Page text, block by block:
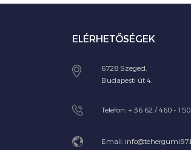
ELÉRHETŐSÉGEK
6728 Szeged,
Budapesti út 4.
Telefon: + 36 62 / 460 - 150
Email: